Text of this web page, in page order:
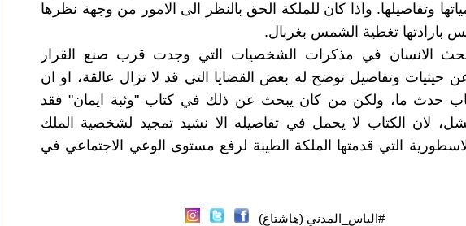
وتفاصيلها. واذا كان للملكة الحق بالنظر الى الامور من وجهة نظرها
بارادتها تغطية الشمس بغربال.
الانسان في مذكرات الشخصيات التي وجدت قرب صنع القرار
حيثيات وتفاصيل توضح له بعض القضايا التي قد لا تزال عالقة، او ان
حدث ما، ولكن من كان يبحث عن ذلك في كتاب "وثبة ايمان" فقد
لان الكتاب لا يحمل في تفاصيله الا نشيد تمجيد لشخصية الملك
التي قدمتها الملكة الطيبة لرفع مستوى الوعي الاجتماعي في
#الياس_المدني (هاشتاغ)